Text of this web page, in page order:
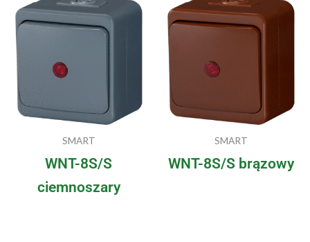
SMART
WNT-8S/S
ciemnoszary
SMART
WNT-8S/S brązowy